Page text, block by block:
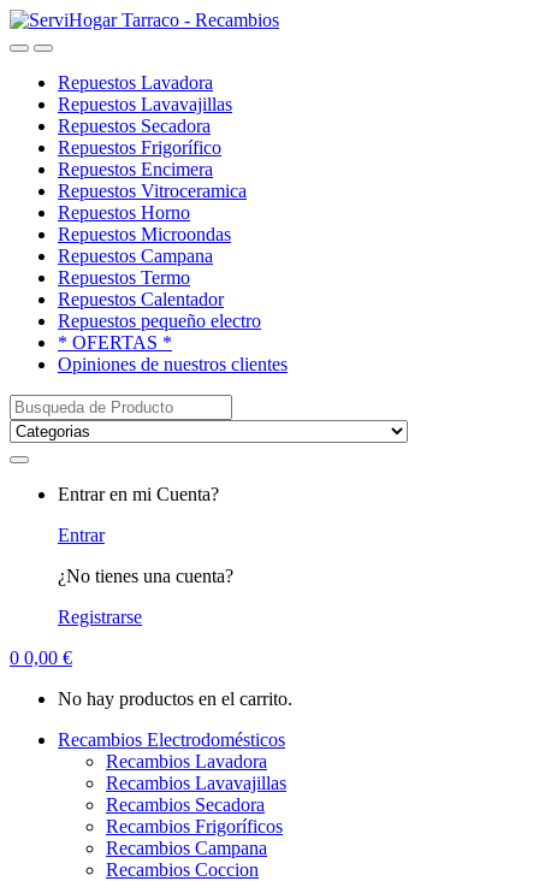
Saltar
a
saltar
al
OpenClose
Repuestos Lavadora
Repuestos Lavavajillas
Repuestos Secadora
Repuestos Frigorífico
Repuestos Encimera
Repuestos Vitroceramica
Repuestos Horno
Repuestos Microondas
Repuestos Campana
Repuestos Termo
Repuestos Calentador
Repuestos pequeño electro
* OFERTAS *
Opiniones de nuestros clientes
Buscar:
Entrar en mi Cuenta?
Entrar
¿No tienes una cuenta?
Registrarse
0 0,00 €
No hay productos en el carrito.
Recambios Electrodomésticos
Recambios Lavadora
Recambios Lavavajillas
Recambios Secadora
Recambios Frigoríficos
Recambios Campana
Recambios Coccion